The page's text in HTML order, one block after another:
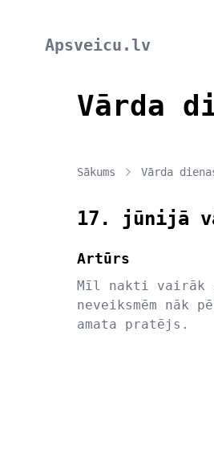
Apsveicu.lv
Vārda
Sākums Vārda
17. jūnijā
Artūrs
Mīl nakti vairāk
neveiksmēm
amata pratējs.